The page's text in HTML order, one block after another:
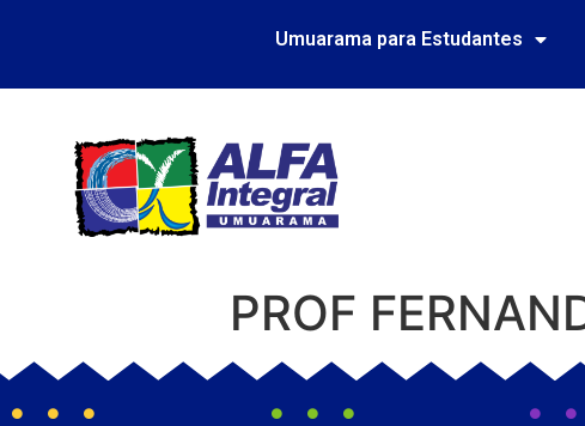
Umuarama para Estudantes
PROF